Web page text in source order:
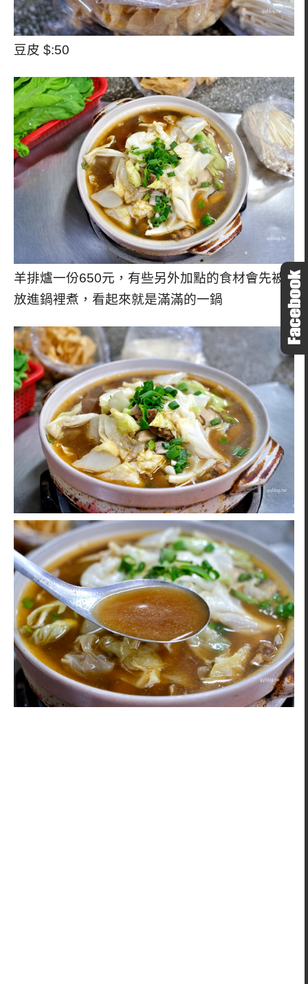
豆皮 $:50
羊排爐一份650元，有些另外加點的食材會先被
放進鍋裡煮，看起來就是滿滿的一鍋